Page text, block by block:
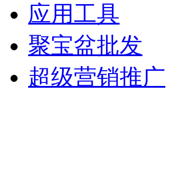
应用工具
聚宝盆批发
超级营销推广